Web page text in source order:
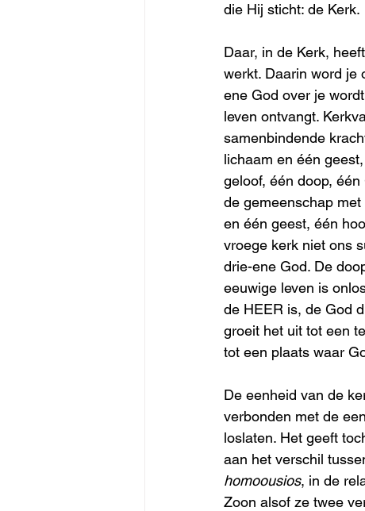
die Hij sticht: de Kerk.
Daar, in de Kerk,
werkt. Daarin word je
ene God over je
leven ontvangt.
samenbindende
lichaam en één
geloof, één doop,
de gemeenschap
en één geest, één
vroege kerk niet ons
drie-ene God. De
eeuwige leven is
de HEER is, de God
groeit het uit tot een
tot een plaats waar
De eenheid van de
verbonden met de
loslaten. Het geeft
aan het verschil
homoousios, in de
Zoon alsof ze twee